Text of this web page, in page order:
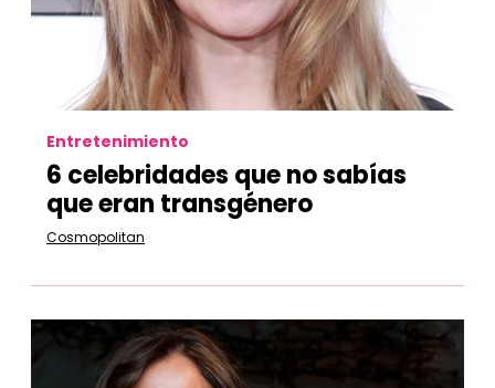
Entretenimiento
6 celebridades que no sabías
que eran transgénero
Cosmopolitan